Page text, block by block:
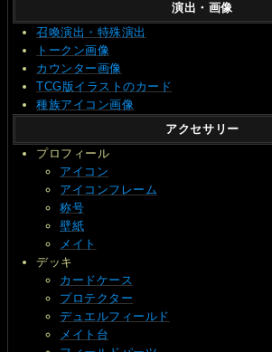
演出・画像
召喚演出・特殊演出
トークン画像
カウンター画像
TCG版イラストのカード
種族アイコン画像
アクセサリー
プロフィール
アイコン
アイコンフレーム
称号
壁紙
メイト
デッキ
カードケース
プロテクター
デュエルフィールド
メイト台